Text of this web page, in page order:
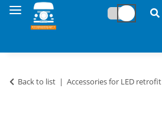
Back to list Accessories for LED retrofit